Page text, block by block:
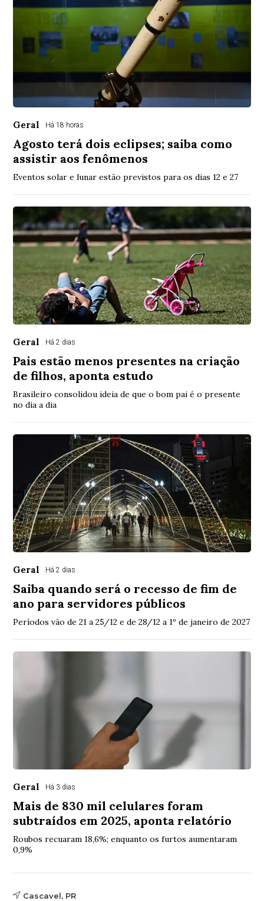
Geral Há 18 horas
Agosto terá dois eclipses; saiba como
assistir aos fenômenos
Eventos solar e lunar estão previstos para os dias 12 e 27
Geral Há 2 dias
Pais estão menos presentes na criação
de filhos, aponta estudo
Brasileiro consolidou ideia de que o bom pai é o presente
no dia a dia
Geral Há 2 dias
Saiba quando será o recesso de fim de
ano para servidores públicos
Períodos vão de 21 a 25/12 e de 28/12 a 1º de janeiro de 2027
Geral Há 3 dias
Mais de 830 mil celulares foram
subtraídos em 2025, aponta relatório
Roubos recuaram 18,6%; enquanto os furtos aumentaram
0,9%
Cascavel, PR